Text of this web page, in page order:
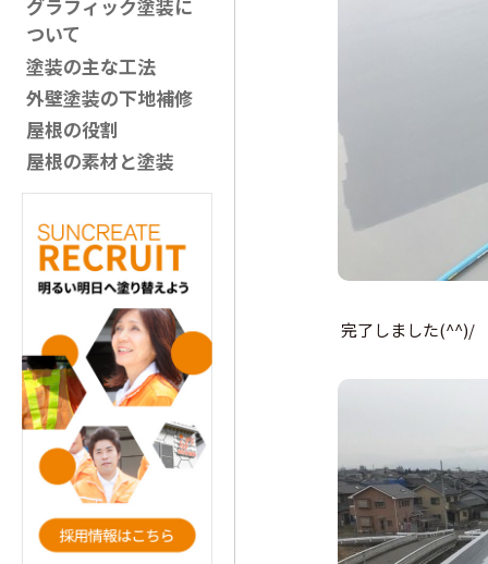
グラフィック塗装に
ついて
塗装の主な工法
外壁塗装の下地補修
屋根の役割
屋根の素材と塗装
完了しました(^^)/